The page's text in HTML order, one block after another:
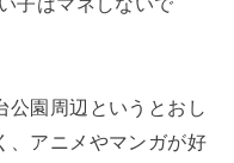
公園周辺というとおし
、アニメやマンガが好